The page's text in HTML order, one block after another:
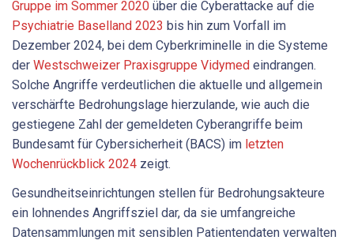
Gruppe im Sommer 2020 über die Cyberattacke auf die
Psychiatrie Baselland 2023 bis hin zum Vorfall im
Dezember 2024, bei dem Cyberkriminelle in die Systeme
der Westschweizer Praxisgruppe Vidymed eindrangen.
Solche Angriffe verdeutlichen die aktuelle und allgemein
verschärfte Bedrohungslage hierzulande, wie auch die
gestiegene Zahl der gemeldeten Cyberangriffe beim
Bundesamt für Cybersicherheit (BACS) im letzten
Wochenrückblick 2024 zeigt.
Gesundheitseinrichtungen stellen für Bedrohungsakteure
ein lohnendes Angriffsziel dar, da sie umfangreiche
Datensammlungen mit sensiblen Patientendaten verwalten